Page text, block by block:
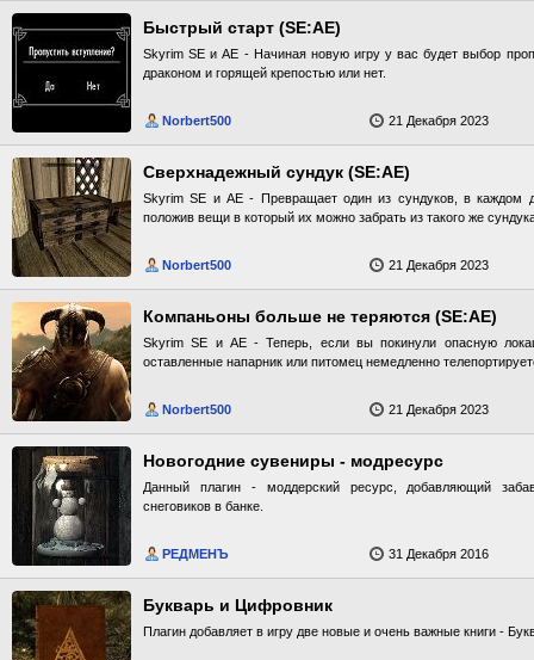
Быстрый старт (SE:AE)
Skyrim SE и AE - Начиная новую игру у вас будет выбор
драконом и горящей крепостью или нет.
Norbert500 21 Декабря 2023
Сверхнадежный сундук (SE:AE)
Skyrim SE и AE - Превращает один из сундуков, в каждом
положив вещи в который их можно забрать из такого же
Norbert500 21 Декабря 2023
Компаньоны больше не теряются (SE:AE)
Skyrim SE и AE - Теперь, если вы покинули опасную
оставленные напарник или питомец немедленно
Norbert500 21 Декабря 2023
Новогодние сувениры - модресурс
Данный плагин - моддерский ресурс, добавляющий
снеговиков в банке.
РЕДМЕНЪ 31 Декабря 2016
Букварь и Цифровник
Плагин добавляет в игру две новые и очень важные книги -